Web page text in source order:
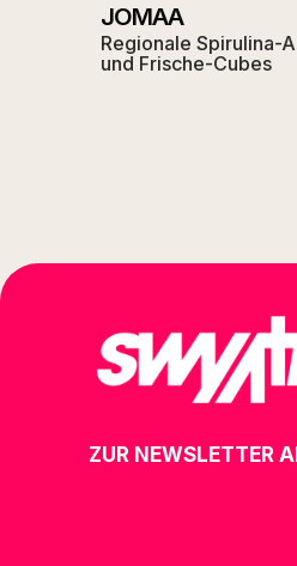
JOMAA
Regionale Spirulina-
und Frische-Cubes
ZUR NEWSLETTER